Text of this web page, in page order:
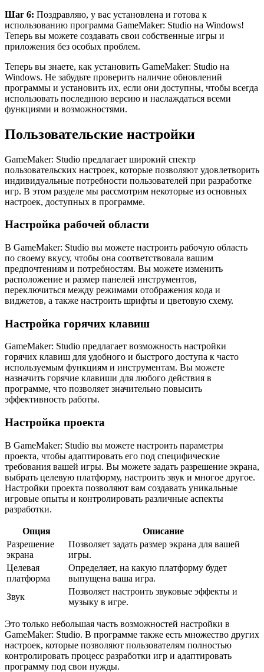
Шаг 6: Поздравляю, у вас установлена и готова к
использованию программа GameMaker: Studio на Windows!
Теперь вы можете создавать свои собственные игры и
приложения без особых проблем.
Теперь вы знаете, как установить GameMaker: Studio на
Windows. Не забудьте проверить наличие обновлений
программы и установить их, если они доступны, чтобы всегда
использовать последнюю версию и наслаждаться всеми
функциями и возможностями.
Пользовательские настройки
GameMaker: Studio предлагает широкий спектр
пользовательских настроек, которые позволяют удовлетворить
индивидуальные потребности пользователей при разработке
игр. В этом разделе мы рассмотрим некоторые из основных
настроек, доступных в программе.
Настройка рабочей области
В GameMaker: Studio вы можете настроить рабочую область
по своему вкусу, чтобы она соответствовала вашим
предпочтениям и потребностям. Вы можете изменить
расположение и размер панелей инструментов,
переключиться между режимами отображения кода и
виджетов, а также настроить шрифты и цветовую схему.
Настройка горячих клавиш
GameMaker: Studio предлагает возможность настройки
горячих клавиш для удобного и быстрого доступа к часто
используемым функциям и инструментам. Вы можете
назначить горячие клавиши для любого действия в
программе, что позволяет значительно повысить
эффективность работы.
Настройка проекта
В GameMaker: Studio вы можете настроить параметры
проекта, чтобы адаптировать его под специфические
требования вашей игры. Вы можете задать разрешение экрана,
выбрать целевую платформу, настроить звук и многое другое.
Настройки проекта позволяют вам создавать уникальные
игровые опыты и контролировать различные аспекты
разработки.
Опция
Описание
Разрешение
экрана
Позволяет задать размер экрана для вашей
игры.
Целевая
платформа
Определяет, на какую платформу будет
выпущена ваша игра.
Звук
Позволяет настроить звуковые эффекты и
музыку в игре.
Это только небольшая часть возможностей настройки в
GameMaker: Studio. В программе также есть множество других
настроек, которые позволяют пользователям полностью
контролировать процесс разработки игр и адаптировать
программу под свои нужды.